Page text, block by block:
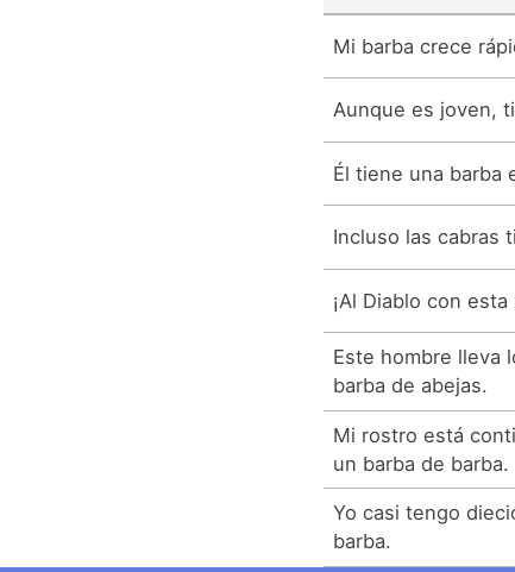
Mi barba crece
Aunque es joven,
Él tiene una barba
Incluso las cabras
¡Al Diablo con esta
Este hombre lleva
barba de abejas.
Mi rostro está
un barba de barba.
Yo casi tengo
barba.